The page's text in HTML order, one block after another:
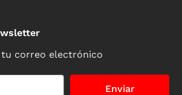
tu correo electrónico
Enviar